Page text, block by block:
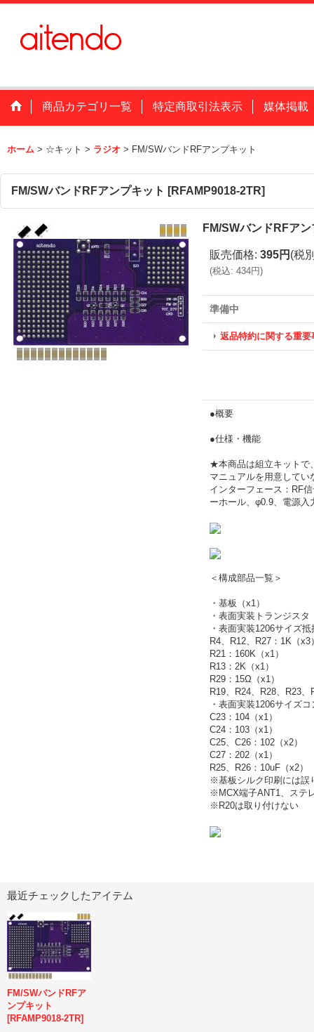
商品カテゴリ一覧 特定商取引法表示 媒体掲載
ホーム > ☆キット > ラジオ > FM/SWバンドRFアンプキット
FM/SWバンドRFアンプキット [RFAMP9018-2TR]
FM/SWバンドRFア
販売価格: 395円 (税
(税込: 434円)
準備中
返品特約に関する重要
●概要
●仕様・機能
★本商品は組立キットで
マニュアルを用意して
インターフェース：RF
ーホール、φ0.9、電源入
＜構成部品一覧＞
・基板（x1）
・表面実装トランジス
・表面実装1206サイズ抵
R4、R12、R27：1K（x3
R21：160K（x1）
R13：2K（x1）
R29：15Ω（x1）
R19、R24、R28、R23
・表面実装1206サイズ
C23：104（x1）
C24：103（x1）
C25、C26：102（x2）
C27：202（x1）
R25、R26：10uF（x2）
※基板シルク印刷には誤
※MCX端子ANT1、ステ
※R20は取り付けない
最近チェックしたアイテム
FM/SWバンドRFア
ンプキット
[RFAMP9018-2TR]